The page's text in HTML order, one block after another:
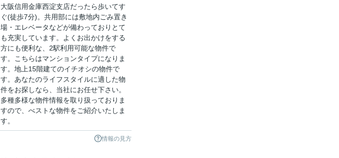
大阪信用金庫西淀支店だったら歩いてす
ぐ(徒歩7分)。共用部には敷地内ごみ置き
場・エレベータなどが備わっておりとて
も充実しています。よくお出かけをする
方にも便利な、2駅利用可能な物件で
す。こちらはマンションタイプになりま
す。地上15階建てのイチオシの物件で
す。あなたのライフスタイルに適した物
件をお探しなら、当社にお任せ下さい。
多種多様な物件情報を取り扱っておりま
すので、べストな物件をご紹介いたしま
す。
情報の見方